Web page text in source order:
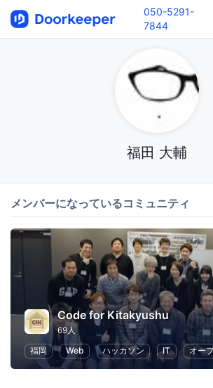
050-5291-
7844
福田 大輔
メンバーになっているコミュニティ
Code for Kitakyushu
69人
福岡
Web ハッカソン IT オー